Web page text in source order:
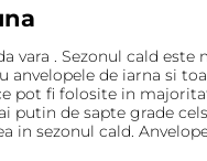
vara . Sezonul cald
de iarna si
pot fi folosite in
de sapte grade
sezonul cald.